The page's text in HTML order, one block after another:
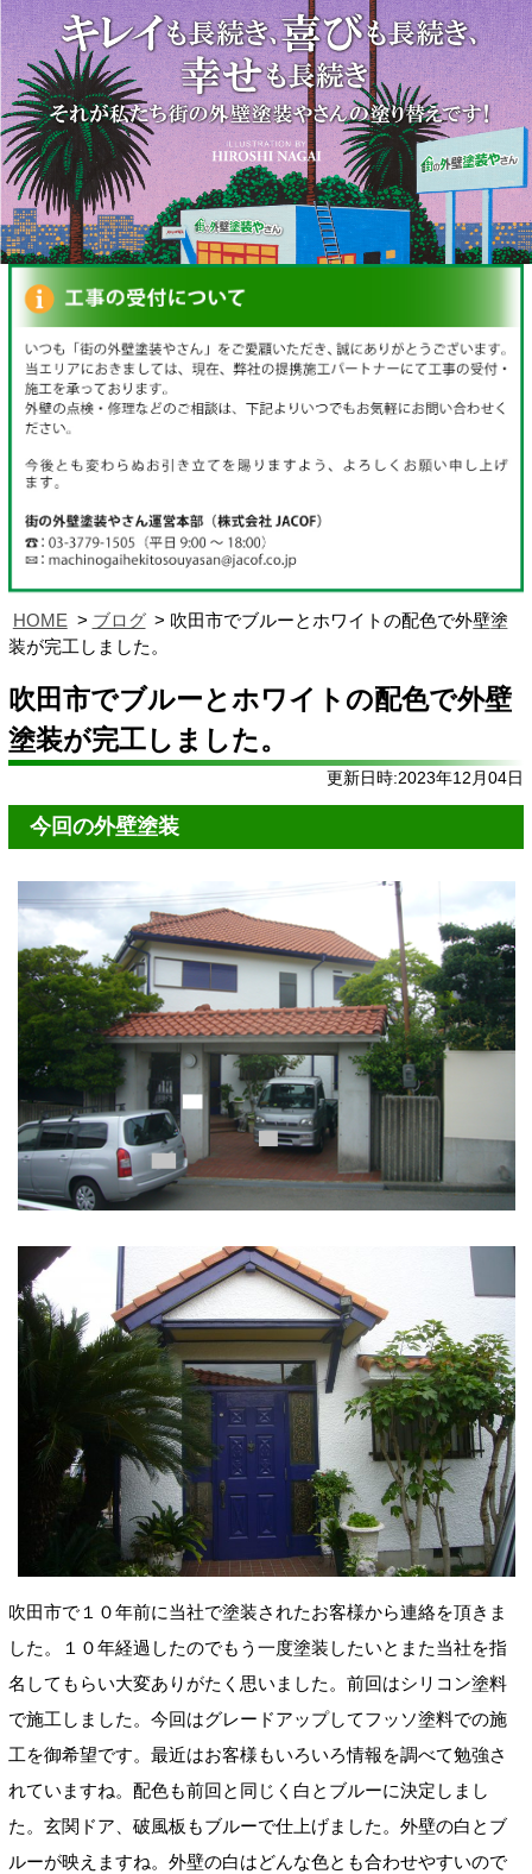
HOME ブログ
吹田市でブルーとホワイトの配色で外壁塗
装が完工しました。
吹田市でブルーとホワイトの配色で外壁
塗装が完工しました。
更新日時:2023年12月04日
今回の外壁塗装
吹田市で１０年前に当社で塗装されたお客様から連絡を頂きま
した。１０年経過したのでもう一度塗装したいとまた当社を指
名してもらい大変ありがたく思いました。前回はシリコン塗料
で施工しました。今回はグレードアップしてフッソ塗料での施
工を御希望です。最近はお客様もいろいろ情報を調べて勉強さ
れていますね。配色も前回と同じく白とブルーに決定しまし
た。玄関ドア、破風板もブルーで仕上げました。外壁の白とブ
ルーが映えますね。外壁の白はどんな色とも合わせやすいので